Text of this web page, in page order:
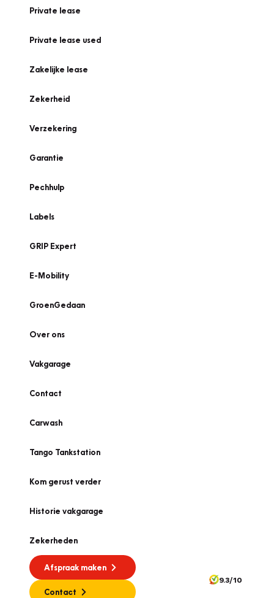
Private lease
Private lease used
Zakelijke lease
Zekerheid
Verzekering
Garantie
Pechhulp
Labels
GRIP Expert
E-Mobility
GroenGedaan
Over ons
Vakgarage
Contact
Carwash
Tango Tankstation
Kom gerust verder
Historie vakgarage
Zekerheden
Afspraak maken
Contact
9.3/10